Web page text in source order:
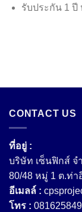
รับประกัน 1 ปี
CONTACT US
ที่อยู่ :
บริษัท เซ็นฟิกส์ จํ
80/48 หมู่ 1 ต.ท่า
อีเมลล์ :
โทร :